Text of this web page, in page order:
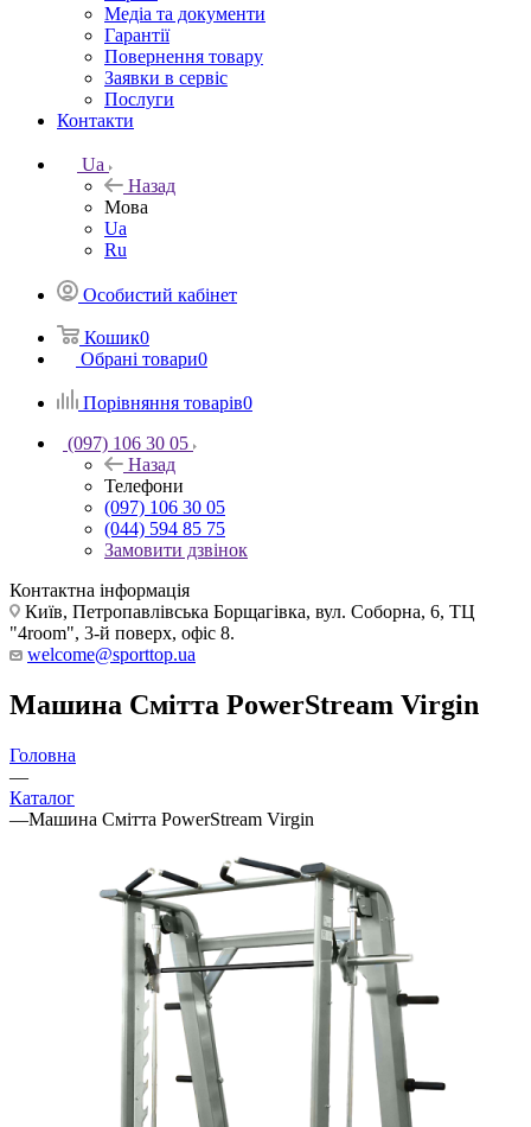
Медіа та документи
Гарантії
Повернення товару
Заявки в сервіс
Послуги
Контакти
Ua
Назад
Мова
Ua
Ru
Особистий кабінет
Кошик0
Обрані товари0
Порівняння товарів0
(097) 106 30 05
Назад
Телефони
(097) 106 30 05
(044) 594 85 75
Замовити дзвінок
Контактна інформація
Київ, Петропавлівська Борщагівка, вул. Соборна, 6, ТЦ
"4room", 3-й поверх, офіс 8.
welcome@sporttop.ua
Машина Смітта PowerStream Virgin
Головна
—
Каталог
—Машина Смітта PowerStream Virgin